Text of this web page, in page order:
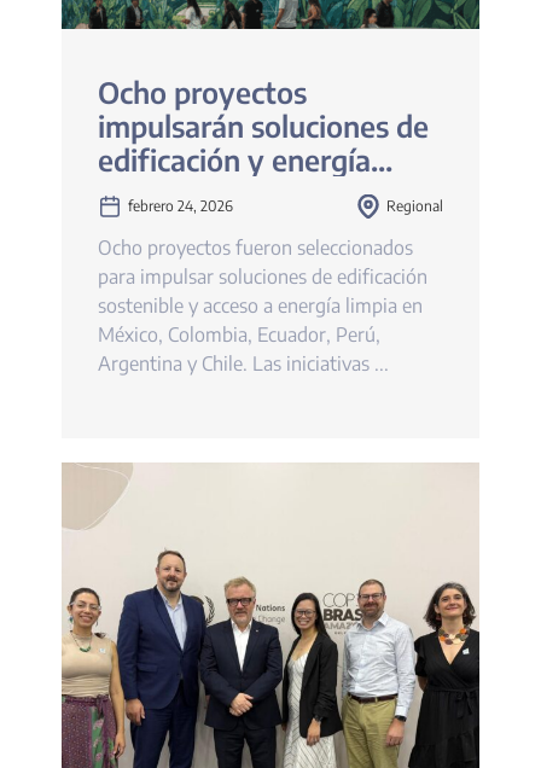
Ocho proyectos
impulsarán soluciones de
edificación y energía
sostenible en América
Latina
febrero 24, 2026 Regional
Ocho proyectos fueron seleccionados
para impulsar soluciones de edificación
sostenible y acceso a energía limpia en
México, Colombia, Ecuador, Perú,
Argentina y Chile. Las iniciativas ...